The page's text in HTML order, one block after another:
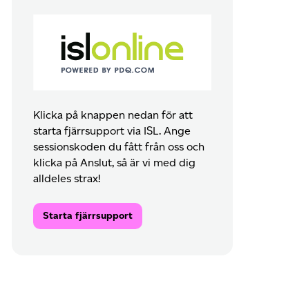
Klicka på knappen nedan för att
starta fjärrsupport via ISL. Ange
sessionskoden du fått från oss och
klicka på Anslut, så är vi med dig
alldeles strax!
Starta fjärrsupport